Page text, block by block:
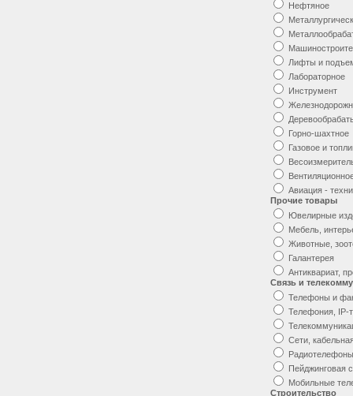
Нефтяное
Лифты и
Лабораторное
Инструмент
Горно-шахтное
Газовое и
Авиация -
Прочие товары
Ювелирные
Мебель,
Животные,
Галантерея
Антиквариат,
Связь и
Телефоны и
Телефония, IP-
Сети,
Пейджинговая
Мобильные
Строительство